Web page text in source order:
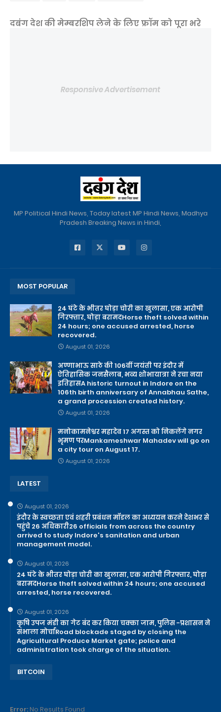
दबंग देश की मेम्बरशिप लेने के लिए फ्रॉम को पूरा भरे
Responsive Advertisement
MP Political Hindi News, Today latest MP Hindi News, Madhya
Pradesh Breaking News in Hindi,
MOST POPULAR
24 घंटे के भीतर घोड़ा चोरी का खुलासा, एक आरोपी
गिरफ्तार, घोड़ा बरामदHorse theft solved within
24 hours; one accused arrested, horse
recovered.
August 01, 2026
अण्णाभाऊ साठे की 106वीं जयंती पर इंदौर में
ऐतिहासिक जनसैलाब, भव्य शोभायात्रा ने रचा नया
इतिहासA historic turnout in Indore on the
106th birth anniversary of Annabhau Sathe,
a grand procession created history.
August 01, 2026
मनोकामनेश्वर महादेव 17 अगस्त को निकलेंगे नगर
भृमण परMankameshwar Mahadev will go on
a city tour on August 17.
August 01, 2026
LATEST
August 01, 2026
इंदौर के स्वच्छता एवं शहरी प्रबंधन मॉडल का अध्ययन करने देशभर से
पहुंचे 26 अधिकारी26 officials from across the country
arrived to study Indore's sanitation and urban
management model.
August 01, 2026
24 घंटे के भीतर घोड़ा चोरी का खुलासा, एक आरोपी गिरफ्तार, घोड़ा
बरामदHorse theft solved within 24 hours; one accused
arrested, horse recovered.
August 01, 2026
कृषि उपज मंडी का गेट बंद कर किया चक्का जाम, पुलिस -प्रशासन ने
संभाला मोर्चाRoad blockade staged by closing the
Agricultural Produce Market gate; police and
administration took charge of the situation.
BITCOIN
Error:No Results Found